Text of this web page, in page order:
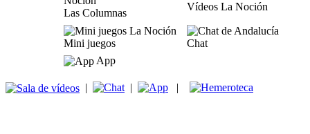
Las Columnas
Vídeos La Noción
Mini juegos
Chat
App
| | |